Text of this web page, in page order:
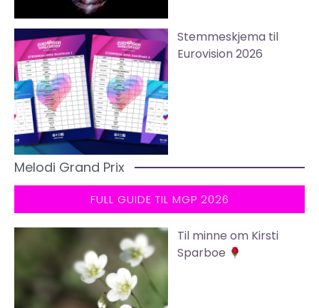
Stemmeskjema til
Eurovision 2026
Melodi Grand Prix
FULL GUIDE TIL MGP 2026
Til minne om Kirsti
Sparboe